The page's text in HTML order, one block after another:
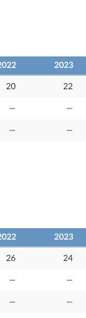
2023
20 22
— —
— —
2023
26 24
— —
— —